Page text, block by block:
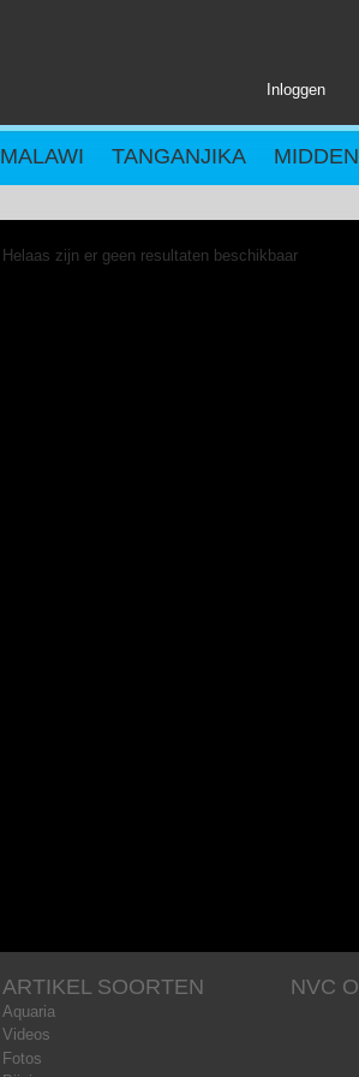
Inloggen
MALAWI TANGANJIKA
Helaas zijn er geen resultaten beschikbaar
ARTIKEL SOORTEN
Aquaria
Videos
Fotos
NVC